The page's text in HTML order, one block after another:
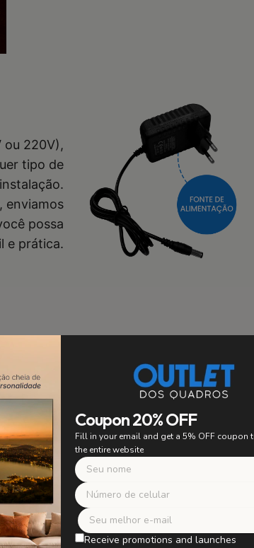
Coupon 20% OFF
Fill in your email and get a 5% OFF coupon
the entire website
Receive promotions and launches
ou 220V),
tipo de
instalação.
enviamos
possa
e prática.
Suporte Incluído:
Facilita a
espelho na parede, evitando